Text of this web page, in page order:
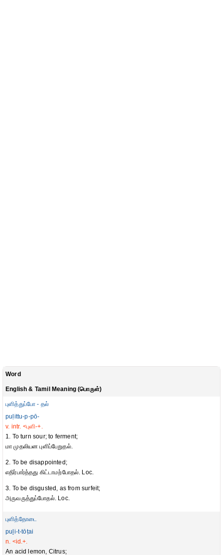
Word
English & Tamil Meaning (பொருள்)
புளித்துப்போ - தல்
puḷittu-p-pō-
v. intr. <புளி-+.
1. To turn sour; to ferment;
மா முதலியன புளிப்பேறுதல்.
2. To be disappointed;
எதிர்பார்த்தது கிட்டாமற்போதல். Loc.
3. To be disgusted, as from surfeit;
அருவருத்துப்போதல். Loc.
புளித்தோடை
puḻi-t-tōṭai
n. <id.+.
An acid lemon, Citrus;